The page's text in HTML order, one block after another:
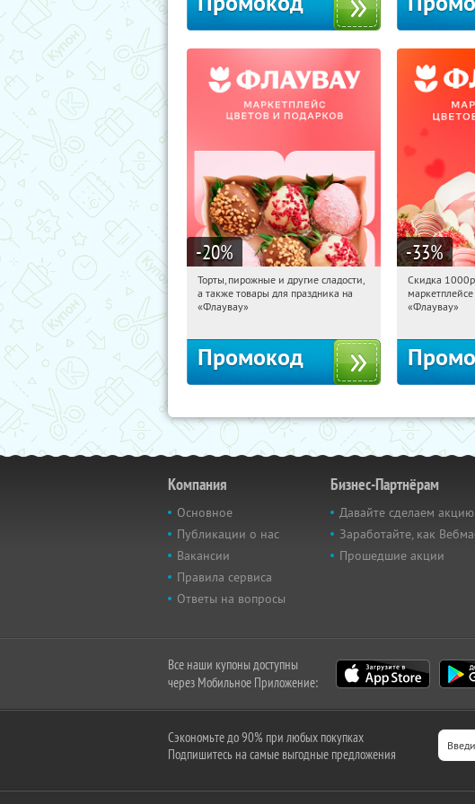
-20%
06:15:48 Получили:
Россия
Торты, пирожные и другие сладости,
а также товары для праздника на
«Флаувау»
Промокод
-33%
06:15:48
Россия
Скидка
«Флаувау»
Компания
Основное
Публикации о нас
Вакансии
Правила сервиса
Ответы на вопросы
Бизнес-Партнёрам
Давайте сделаем
Заработайте, как
Прошедшие акции
Все наши купоны доступны
через Мобильное Приложение:
Сэкономьте до 90% при любых покупках
Подпишитесь на самые выгодные предложения